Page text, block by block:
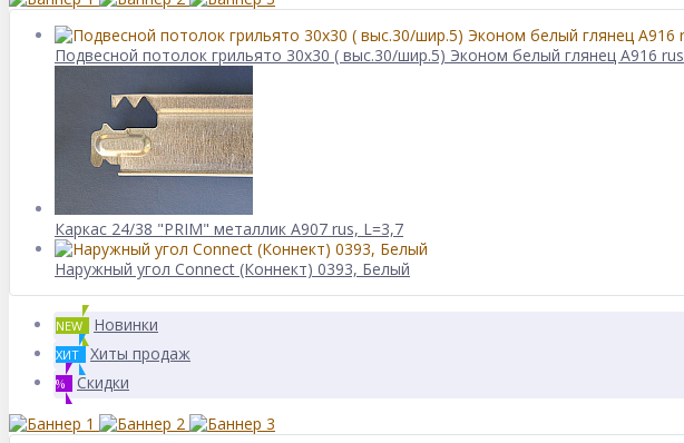
Подвесной потолок грильято 30х30 ( выс.30/шир.5) Эконом белый глянец А916 rus
Каркас 24/38 "PRIM" металлик А907 rus, L=3,7
Наружный угол Connect (Коннект) 0393, Белый
NEW Новинки
ХИТ Хиты продаж
% Скидки